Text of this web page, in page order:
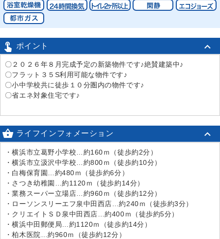
 ポイント
〇２０２６年８月完成予定の新築物件です♪絶賛建築中♪
〇フラット３５S利用可能な物件です♪
〇小中学校共に徒歩１０分圏内の物件です♪
〇省エネ対象住宅です♪
 ライフインフォメーション
・横浜市立葛野小学校…約160ｍ（徒歩約2分）
・横浜市立汲沢中学校…約800ｍ（徒歩約10分）
・白梅保育園…約480ｍ（徒歩約6分）
・さつき幼稚園…約1120ｍ（徒歩約14分）
・業務スーパー立場店…約960ｍ（徒歩約12分）
・ローソンスリーエフ泉中田西店…約240ｍ（徒歩約3分）
・クリエイトＳＤ泉中田西店…約400ｍ（徒歩約5分）
・横浜中田郵便局…約1120ｍ（徒歩約14分）
・柏木医院…約960ｍ（徒歩約12分）